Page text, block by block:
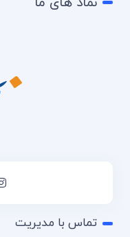
تماس با مدیریت